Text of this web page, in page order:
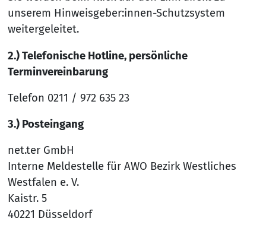
unserem Hinweisgeber:innen-Schutzsystem
weitergeleitet.
2.) Telefonische Hotline, persönliche
Terminvereinbarung
Telefon 0211 / 972 635 23
3.) Posteingang
net.ter GmbH
Interne Meldestelle für AWO Bezirk Westliches
Westfalen e. V.
Kaistr. 5
40221 Düsseldorf